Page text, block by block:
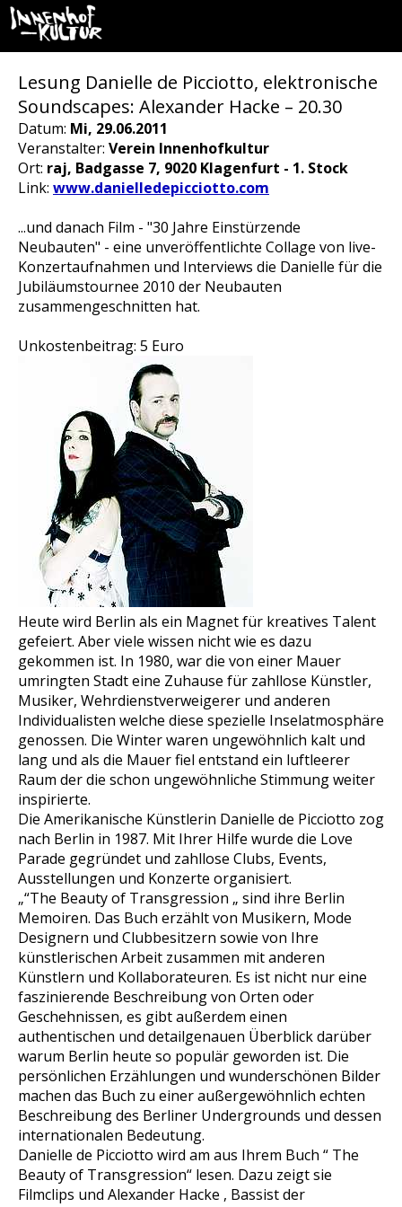
Lesung Danielle de Picciotto, elektronische
Soundscapes: Alexander Hacke – 20.30
Datum: Mi, 29.06.2011
Veranstalter: Verein Innenhofkultur
Ort: raj, Badgasse 7, 9020 Klagenfurt - 1. Stock
Link: www.danielledepicciotto.com
...und danach Film - "30 Jahre Einstürzende
Neubauten" - eine unveröffentlichte Collage von live-
Konzertaufnahmen und Interviews die Danielle für die
Jubiläumstournee 2010 der Neubauten
zusammengeschnitten hat.
Unkostenbeitrag: 5 Euro
Heute wird Berlin als ein Magnet für kreatives Talent
gefeiert. Aber viele wissen nicht wie es dazu
gekommen ist. In 1980, war die von einer Mauer
umringten Stadt eine Zuhause für zahllose Künstler,
Musiker, Wehrdienstverweigerer und anderen
Individualisten welche diese spezielle Inselatmosphäre
genossen. Die Winter waren ungewöhnlich kalt und
lang und als die Mauer fiel entstand ein luftleerer
Raum der die schon ungewöhnliche Stimmung weiter
inspirierte.
Die Amerikanische Künstlerin Danielle de Picciotto zog
nach Berlin in 1987. Mit Ihrer Hilfe wurde die Love
Parade gegründet und zahllose Clubs, Events,
Ausstellungen und Konzerte organisiert.
„“The Beauty of Transgression „ sind ihre Berlin
Memoiren. Das Buch erzählt von Musikern, Mode
Designern und Clubbesitzern sowie von Ihre
künstlerischen Arbeit zusammen mit anderen
Künstlern und Kollaborateuren. Es ist nicht nur eine
faszinierende Beschreibung von Orten oder
Geschehnissen, es gibt außerdem einen
authentischen und detailgenauen Überblick darüber
warum Berlin heute so populär geworden ist. Die
persönlichen Erzählungen und wunderschönen Bilder
machen das Buch zu einer außergewöhnlich echten
Beschreibung des Berliner Undergrounds und dessen
internationalen Bedeutung.
Danielle de Picciotto wird am aus Ihrem Buch “ The
Beauty of Transgression“ lesen. Dazu zeigt sie
Filmclips und Alexander Hacke , Bassist der